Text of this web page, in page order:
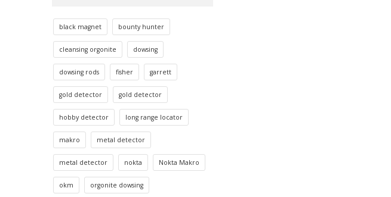
black magnet bounty hunter
cleansing orgonite dowsing
dowsing rods fisher garrett
gold detector gold detector
hobby detector long range locator
makro metal detector
metal detector nokta Nokta Makro
okm orgonite dowsing